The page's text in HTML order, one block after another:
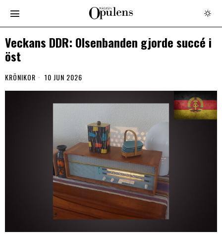
Veckans DDR: Olsenbanden gjorde succé i
öst
KRÖNIKOR 10 JUN 2026